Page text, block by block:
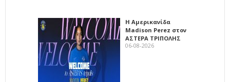
Η Αμερικανίδα
Madison Perez στον
ΑΣΤΕΡΑ ΤΡΙΠΟΛΗΣ
06-08-2026